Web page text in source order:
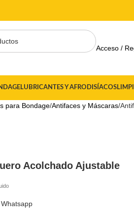
Acceso /
LUBRICANTES Y AFRODISÍACOS
para Bondage Antifaces y Máscaras
Acolchado Ajustable